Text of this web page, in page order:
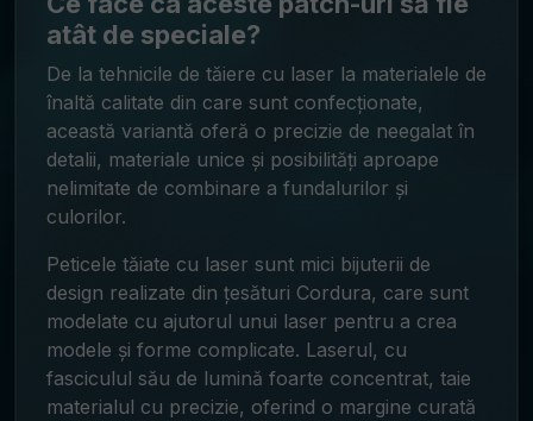
atât de speciale?
De la tehnicile de tăiere cu laser la materialele de
înaltă calitate din care sunt confecționate,
această variantă oferă o precizie de neegalat în
detalii, materiale unice și posibilități aproape
nelimitate de combinare a fundalurilor și
culorilor.
Peticele tăiate cu laser sunt mici bijuterii de
design realizate din țesături Cordura, care sunt
modelate cu ajutorul unui laser pentru a crea
modele și forme complicate. Laserul, cu
fasciculul său de lumină foarte concentrat, taie
materialul cu precizie, oferind o margine curată